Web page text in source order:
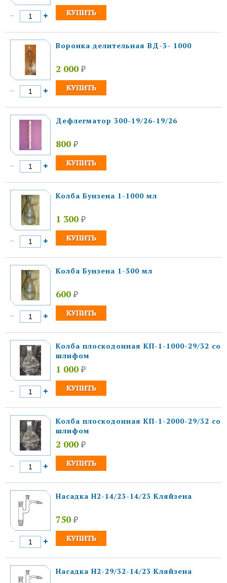
Воронка делительная ВД-3- 1000
2 000 ₽
Дефлегматор 300-19/26-19/26
800 ₽
Колба Бунзена 1-1000 мл
1 300 ₽
Колба Бунзена 1-500 мл
600 ₽
Колба плоскодонная КП-1-1000-29/32 со
шлифом
1 000 ₽
Колба плоскодонная КП-1-2000-29/32 со
шлифом
2 000 ₽
Насадка Н2-14/23-14/23 Кляйзена
750 ₽
Насадка Н2-29/32-14/23 Кляйзена